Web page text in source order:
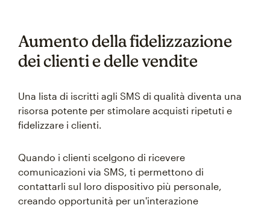
Aumento della fidelizzazione
dei clienti e delle vendite
Una lista di iscritti agli SMS di qualità diventa una
risorsa potente per stimolare acquisti ripetuti e
fidelizzare i clienti.
Quando i clienti scelgono di ricevere
comunicazioni via SMS, ti permettono di
contattarli sul loro dispositivo più personale,
creando opportunità per un'interazione